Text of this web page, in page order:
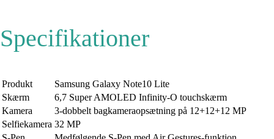
Specifikationer
Produkt
Samsung Galaxy Note10 Lite
Skærm
6,7 Super AMOLED Infinity-O touchskærm
Kamera
3-dobbelt bagkameraopsætning på 12+12+12 MP
Selfiekamera 32 MP